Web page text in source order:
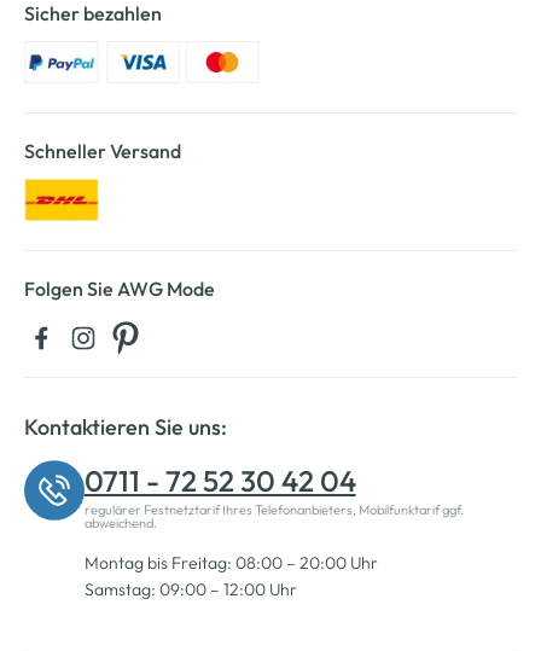
Sicher bezahlen
Schneller Versand
Folgen Sie AWG Mode
Kontaktieren Sie uns:
0711 - 72 52 30 42 04
regulärer Festnetztarif Ihres Telefonanbieters, Mobilfunktarif ggf.
abweichend.
Montag bis Freitag: 08:00 – 20:00 Uhr
Samstag: 09:00 – 12:00 Uhr